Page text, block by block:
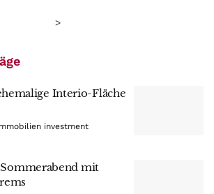
>
Interio-Fläche
investment
mit